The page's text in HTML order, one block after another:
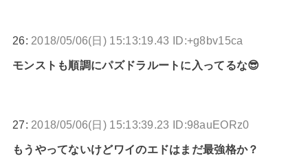
26: 2018/05/06(日) 15:13:19.43 ID:+g8bv15ca
モンストも順調にパズドラルートに入ってるな😎
27: 2018/05/06(日) 15:13:39.23 ID:98auEORz0
もうやってないけどワイのエドはまだ最強格か？